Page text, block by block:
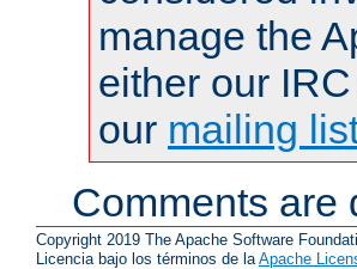
manage the
either our
our mailing
Comments are
Copyright 2019 The Apache Software
Licencia bajo los términos de la Apache